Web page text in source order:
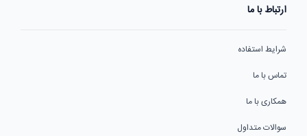
ارتباط با ما
شرایط استفاده
تماس با ما
همکاری با ما
سوالات متداول